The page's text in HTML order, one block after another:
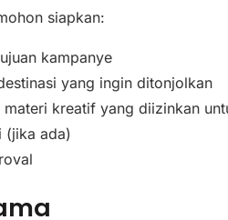
siapkan:
kampanye
yang ingin ditonjolkan
kreatif yang diizinkan
(jika ada)